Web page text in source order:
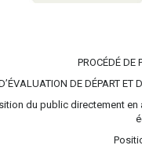
PROCÉDÉ DE
DE DÉPART ET
du public directement